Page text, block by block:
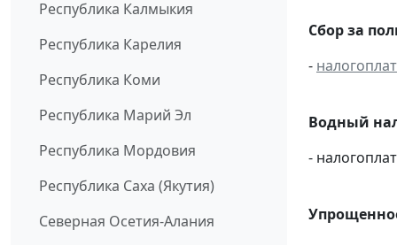
Республика Калмыкия
Республика Карелия
Республика Коми
Республика Марий Эл
Республика Мордовия
Республика Саха (Якутия)
Северная Осетия-Алания
Сбор за
-
Водный
-